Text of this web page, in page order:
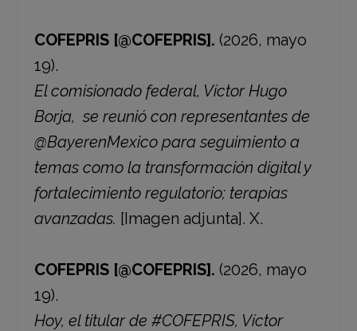
COFEPRIS [@COFEPRIS]. (2026, mayo
19).
El comisionado federal, Víctor Hugo
Borja, se reunió con representantes de
@BayerenMexico para seguimiento a
temas como la transformación digital y
fortalecimiento regulatorio; terapias
avanzadas. [Imagen adjunta]. X.
COFEPRIS [@COFEPRIS]. (2026, mayo
19).
Hoy, el titular de #COFEPRIS, Víctor